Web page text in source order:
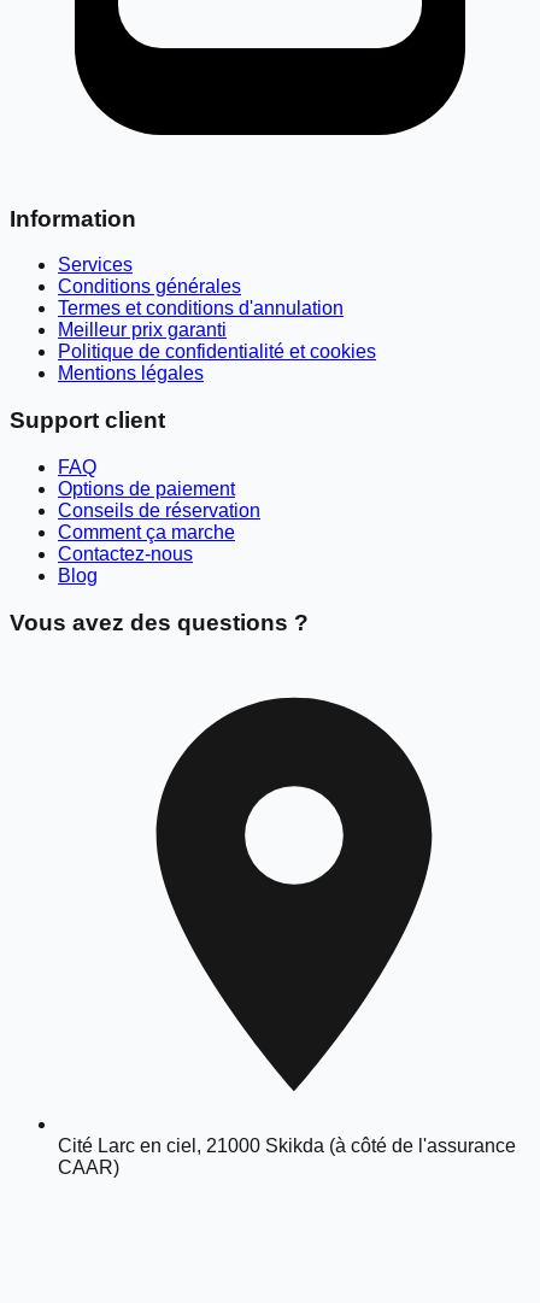
Information
Services
Conditions générales
Termes et conditions d'annulation
Meilleur prix garanti
Politique de confidentialité et cookies
Mentions légales
Support client
FAQ
Options de paiement
Conseils de réservation
Comment ça marche
Contactez-nous
Blog
Vous avez des questions ?
Cité Larc en ciel, 21000 Skikda (à côté de l'assurance
CAAR)